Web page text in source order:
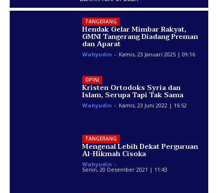
TANGERANG
Hendak Gelar Mimbar Rakyat,
GMNI Tangerang Diadang Preman
dan Aparat
Wahyudin - Kamis, 23 Januari 2025 | 09:16
OPINI
Kristen Ortodoks Syria dan
Islam, Serupa Tapi Tak Sama
Wahyudin - Kamis, 23 Juni 2022 | 16:52
TANGERANG
Mengenal Lebih Dekat Perguruan
Al-Hikmah Cisoka
Wahyudin -
Senin, 20 Desember 2021 | 11:43